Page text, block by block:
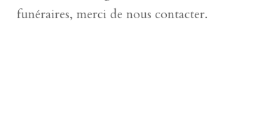
funéraires, merci de nous contacter.